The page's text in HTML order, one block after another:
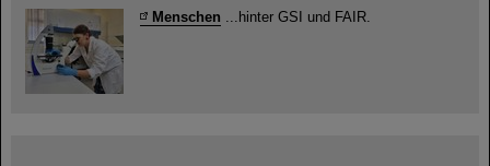
Menschen ...hinter GSI und FAIR.